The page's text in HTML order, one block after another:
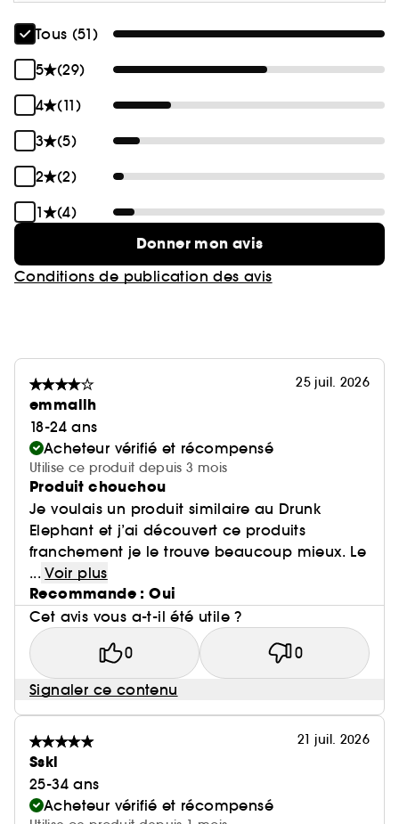
Tous (51)
5
(29)
4
(11)
3
(5)
2
(2)
1
(4)
Donner mon avis
Conditions de publication des avis
25 juil. 2026
emmallh
18-24 ans
Acheteur vérifié et récompensé
Utilise ce produit depuis 3 mois
Produit chouchou
Je voulais un produit similaire au Drunk
Elephant et j’ai découvert ce produits
franchement je le trouve beaucoup mieux. Le
... Voir plus
Recommande : Oui
Cet avis vous a-t-il été utile ?
0 0
Signaler ce contenu
21 juil. 2026
Sskl
25-34 ans
Acheteur vérifié et récompensé